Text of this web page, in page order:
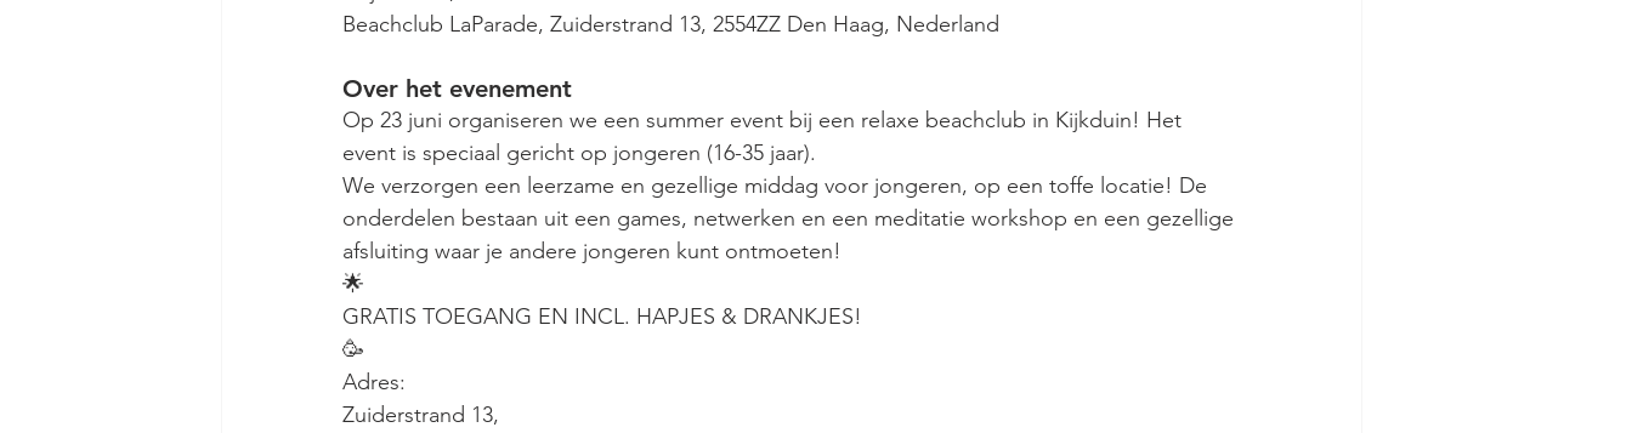
Beachclub LaParade, Zuiderstrand 13, 2554ZZ Den Haag, Nederland
Over het evenement
Op 23 juni organiseren we een summer event bij een relaxe beachclub in Kijkduin! Het
event is speciaal gericht op jongeren (16-35 jaar).
We verzorgen een leerzame en gezellige middag voor jongeren, op een toffe locatie! De
onderdelen bestaan uit een games, netwerken en een meditatie workshop en een gezellige
afsluiting waar je andere jongeren kunt ontmoeten!
🌟
GRATIS TOEGANG EN INCL. HAPJES & DRANKJES!
🥳
Adres:
Zuiderstrand 13,